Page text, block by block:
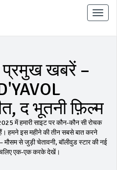
टॉगल
से
प्रमुख खबरें –
द भूतनी फ़िल्म
में हमारी साइट पर कौन‑कौन सी रोचक
हमने इस महीने की तीन सबसे बात करने
मौसम से जुड़ी चेतावनी, बॉलीवुड स्टार की नई
चलिए एक‑एक करके देखें।